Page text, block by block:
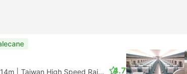
| Taiwan High Speed Rail | Pociąg #813|Miejsce
4.7